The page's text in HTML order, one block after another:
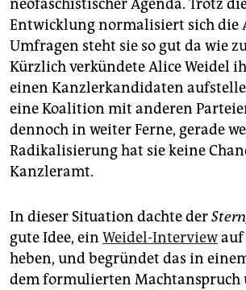
neofaschistischer Agenda. Trotz
Entwicklung normalisiert sich die
Umfragen steht sie so gut da wie
Kürzlich verkündete Alice Weidel
einen Kanzlerkandidaten
eine Koalition mit anderen
dennoch in weiter Ferne, gerade
Radikalisierung hat sie keine
Kanzleramt.
In dieser Situation dachte der
gute Idee, ein Weidel-Interviewauf
heben, und begründet das in
dem formulierten Machtanspruch